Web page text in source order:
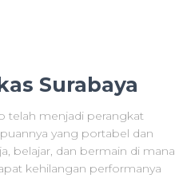
Surabaya
telah menjadi perangkat
yang portabel dan
belajar, dan bermain di mana
kehilangan performanya